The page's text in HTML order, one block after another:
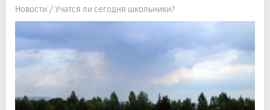
Новости / Учатся ли сегодня школьники?